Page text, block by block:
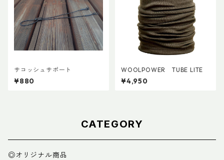
サコッシュサポート
¥880
WOOLPOWER TUBE LITE
¥4,950
CATEGORY
◎オリジナル商品